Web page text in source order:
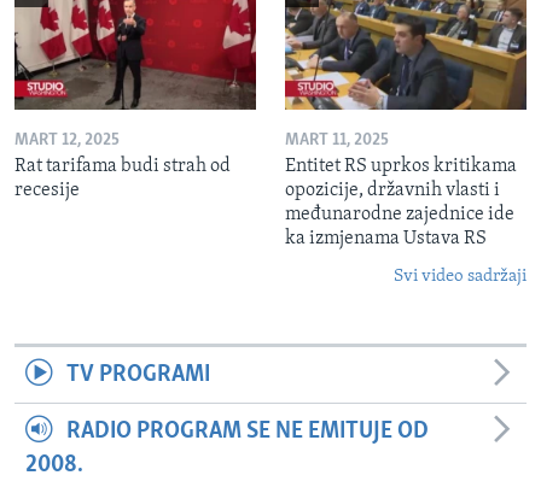
MART 12, 2025
Rat tarifama budi strah od
recesije
MART 11, 2025
Entitet RS uprkos kritikama
opozicije, državnih vlasti i
međunarodne zajednice ide
ka izmjenama Ustava RS
Svi video sadržaji
TV PROGRAMI
RADIO PROGRAM SE NE EMITUJE OD
2008.